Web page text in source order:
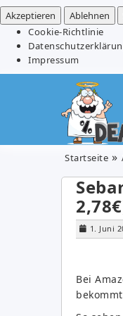
Akzeptieren
Ablehnen
Cookie-Richtlinie
Impressum
Startseite
1. Juni
Bei